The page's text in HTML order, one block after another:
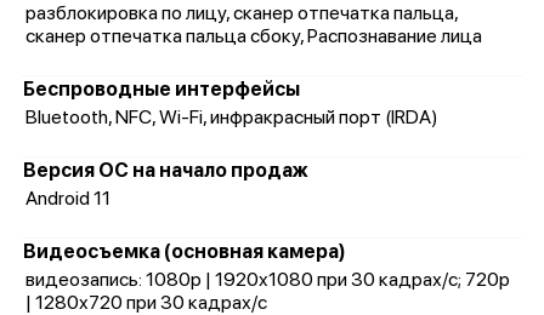
разблокировка по лицу, сканер отпечатка пальца,
сканер отпечатка пальца сбоку, Распознавание лица
Беспроводные интерфейсы
Bluetooth, NFC, Wi-Fi, инфракрасный порт (IRDA)
Версия ОС на начало продаж
Android 11
Видеосъемка (основная камера)
видеозапись: 1080p | 1920x1080 при 30 кадрах/с; 720p
| 1280x720 при 30 кадрах/с